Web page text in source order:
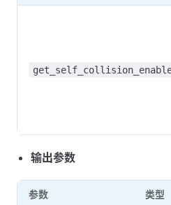
输出参数
参数 类型